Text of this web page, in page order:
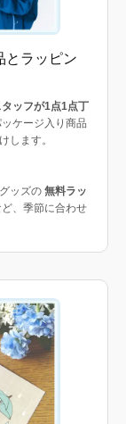
とラッピン
タッフが1点1点丁
ケージ入り商品
します。
ッズの 無料ラッ
、季節に合わせ